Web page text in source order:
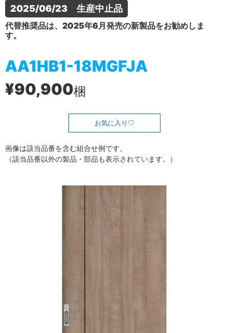
2025/06/23　生産中止品
代替推奨品は、2025年6月発売の新製品をお勧めしま
す。
AA1HB1-18MGFJA
¥90,900梱
お気に入り
画像は該当品番を含む組合せ例です。
（該当品番以外の製品・部品も表示されています。）